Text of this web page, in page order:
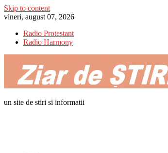
Skip to content
vineri, august 07, 2026
Radio Protestant
Radio Harmony
un site de stiri si informatii